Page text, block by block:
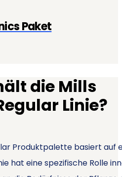
Paket
die Mills
Linie?
Produktpalette basiert
hat eine spezifische Rolle